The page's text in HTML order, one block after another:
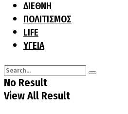
ΔΙΕΘΝΗ
ΠΟΛΙΤΙΣΜΟΣ
LIFE
ΥΓΕΙΑ
No Result
View All Result